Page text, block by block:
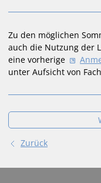
Zu den möglichen
auch die Nutzung der
eine vorherige
unter Aufsicht von
Zurück